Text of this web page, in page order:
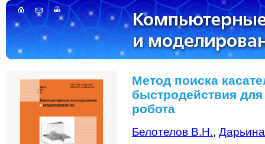
Метод поиска
быстродействия
робота
Белотелов В.Н.,